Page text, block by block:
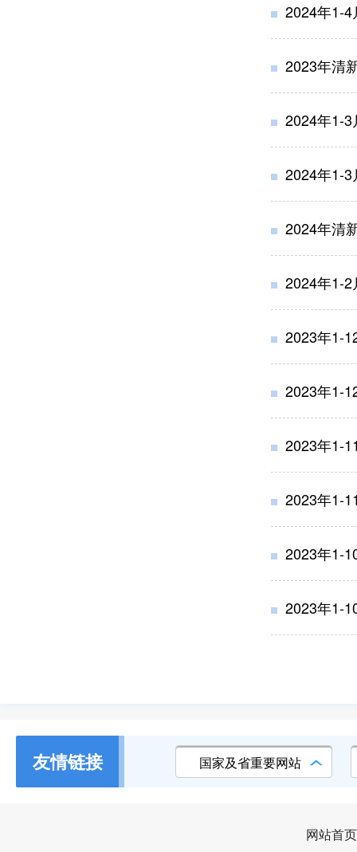
2024年1-
2023年清
2024年1-
2024年1-
2024年清
2024年1-
2023年1-
2023年1-
2023年1-
2023年1-
2023年1-
2023年1-
友情链接 国家及省重要网站
网站首页